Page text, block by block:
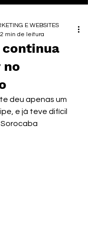
continua
no
E WEBSITES
2 min de leitura
deu apenas um
e já teve difícil